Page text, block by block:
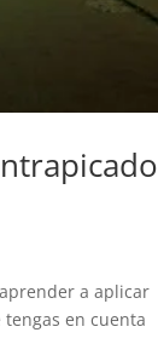
a aplicar
en cuenta